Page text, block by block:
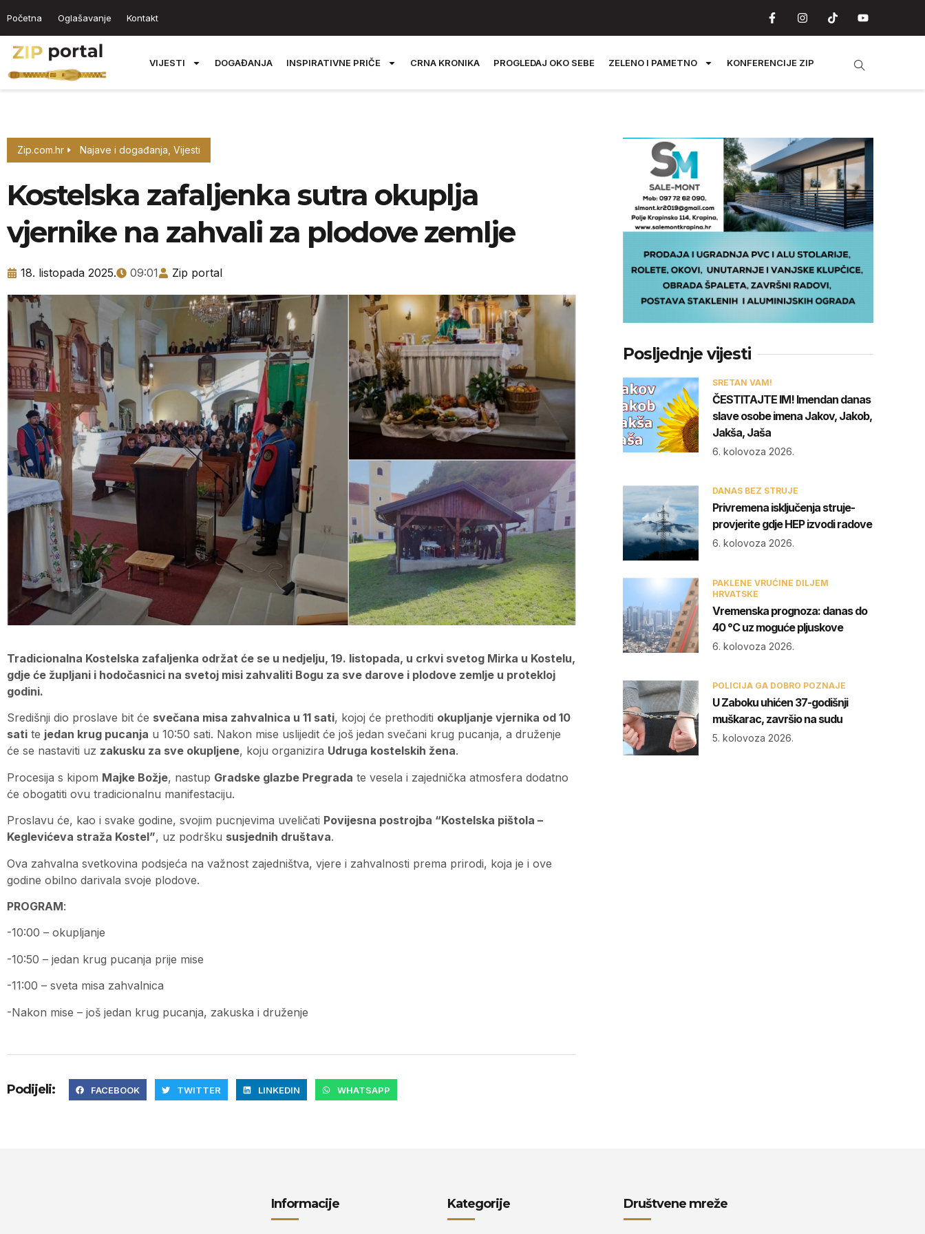
Početna Oglašavanje Kontakt
VIJESTI DOGAĐANJA INSPIRATIVNE PRIČE CRNA KRONIKA PROGLEDAJ OKO SEBE ZELENO I PAMETNO KONFERENCIJE ZIP
Zip.com.hr Najave i događanja Vijesti
Kostelska zafaljenka sutra okuplja
vjernike na zahvali za plodove zemlje
18. listopada 2025. 09:01 Zip portal
Tradicionalna Kostelska zafaljenka održat će se u nedjelju, 19. listopada, u crkvi svetog Mirka u Kostelu,
gdje će župljani i hodočasnici na svetoj misi zahvaliti Bogu za sve darove i plodove zemlje u protekloj
godini.
Središnji dio proslave bit će svečana misa zahvalnica u 11 sati, kojoj će prethoditi okupljanje vjernika od 10
sati te jedan krug pucanja u 10:50 sati. Nakon mise uslijedit će još jedan svečani krug pucanja, a druženje
će se nastaviti uz zakusku za sve okupljene, koju organizira Udruga kostelskih žena.
Procesija s kipom Majke Božje, nastup Gradske glazbe Pregrada te vesela i zajednička atmosfera dodatno
će obogatiti ovu tradicionalnu manifestaciju.
Proslavu će, kao i svake godine, svojim pucnjevima uveličati Povijesna postrojba “Kostelska pištola –
Keglevićeva straža Kostel”, uz podršku susjednih društava.
Ova zahvalna svetkovina podsjeća na važnost zajedništva, vjere i zahvalnosti prema prirodi, koja je i ove
godine obilno darivala svoje plodove.
PROGRAM:
-10:00 – okupljanje
-10:50 – jedan krug pucanja prije mise
-11:00 – sveta misa zahvalnica
-Nakon mise – još jedan krug pucanja, zakuska i druženje
Podijeli: FACEBOOK TWITTER LINKEDIN WHATSAPP
Posljednje vijesti
SRETAN VAM!
ČESTITAJTE IM! Imendan danas
slave osobe imena Jakov, Jakob,
Jakša, Jaša
6. kolovoza 2026.
DANAS BEZ STRUJE
Privremena isključenja struje-
provjerite gdje HEP izvodi radove
6. kolovoza 2026.
PAKLENE VRUĆINE DILJEM
HRVATSKE
Vremenska prognoza: danas do
40 °C uz moguće pljuskove
6. kolovoza 2026.
POLICIJA GA DOBRO POZNAJE
U Zaboku uhićen 37-godišnji
muškarac, završio na sudu
5. kolovoza 2026.
Informacije Kategorije Društvene mreže